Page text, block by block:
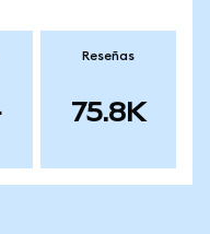
Reseñas
75.8K